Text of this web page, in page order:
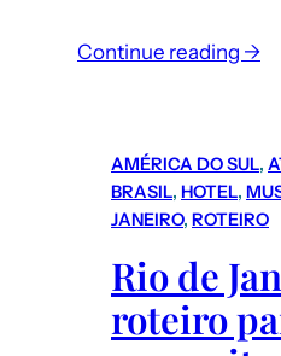
Continue reading →
AMÉRICA DO SUL,
BRASIL, HOTEL,
JANEIRO, ROTEIRO
Rio de
roteiro